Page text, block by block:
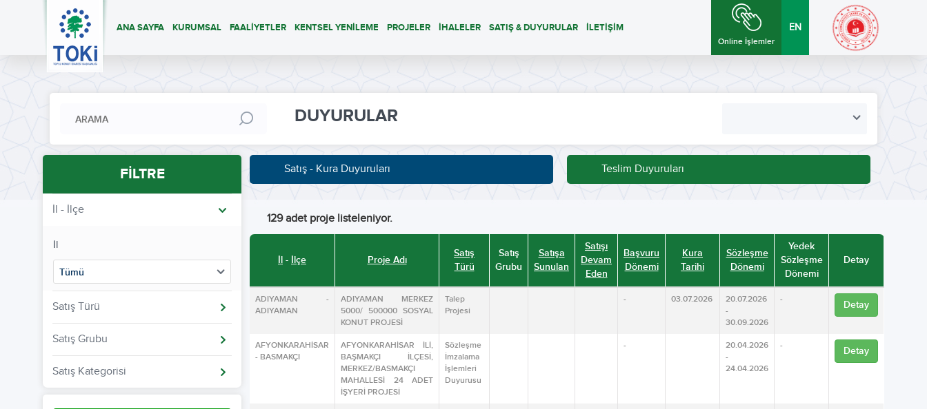
ANA SAYFA KURUMSAL FAALİYETLER KENTSEL YENİLEME PROJELER İHALELER SATIŞ & DUYURULAR İLETİŞİM
Online İşlemler
EN
DUYURULAR
FİLTRE
İl - İlçe
İl
Tümü
Satış Türü
Satış Grubu
Satış Kategorisi
Satış - Kura Duyuruları Teslim Duyuruları
129 adet proje listeleniyor.
İl - İlçe Proje Adı
Satış
Türü
Satış
Grubu
Satışa
Sunulan
Satışı
Devam
Eden
Başvuru
Dönemi
Kura
Tarihi
Sözleşme
Dönemi
Yedek
Sözleşme
Dönemi
Detay
ADIYAMAN -
ADIYAMAN
ADIYAMAN MERKEZ
5000/ 500000 SOSYAL
KONUT PROJESİ
Talep
Projesi
- 03.07.2026
20.07.2026
-
30.09.2026
- Detay
AFYONKARAHİSAR
- BASMAKÇI
AFYONKARAHİSAR İLİ,
BAŞMAKÇI İLÇESİ,
MERKEZ/BASMAKÇI
MAHALLESİ 24 ADET
İŞYERİ PROJESİ
Sözleşme
İmzalama
İşlemleri
Duyurusu
-
20.04.2026
-
24.04.2026
- Detay